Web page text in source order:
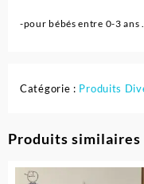
-pour bébés entre 0-3 ans .
Catégorie : Produits
Produits similaires